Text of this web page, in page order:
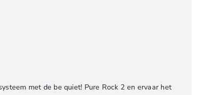
met de be quiet! Pure Rock 2 en ervaar het